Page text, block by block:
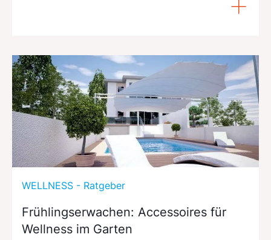
WELLNESS - Ratgeber
Frühlingserwachen: Accessoires für
Wellness im Garten